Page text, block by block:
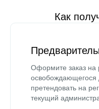
Как
Оформите заказ на
претендовать на
текущий